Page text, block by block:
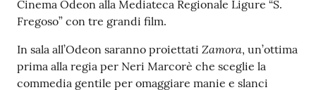
c
a
t
i
A
Cinema Odeon alla Mediateca Regionale Ligure “S.
Fregoso” con tre grandi film.
In sala all’Odeon saranno proiettati Zamora, un’ottima
prima alla regia per Neri Marcorè che sceglie la
commedia gentile per omaggiare manie e slanci